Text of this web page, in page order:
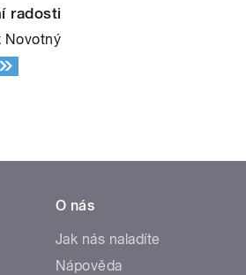
radosti
Novotný
O nás
Jak nás naladíte
Nápověda